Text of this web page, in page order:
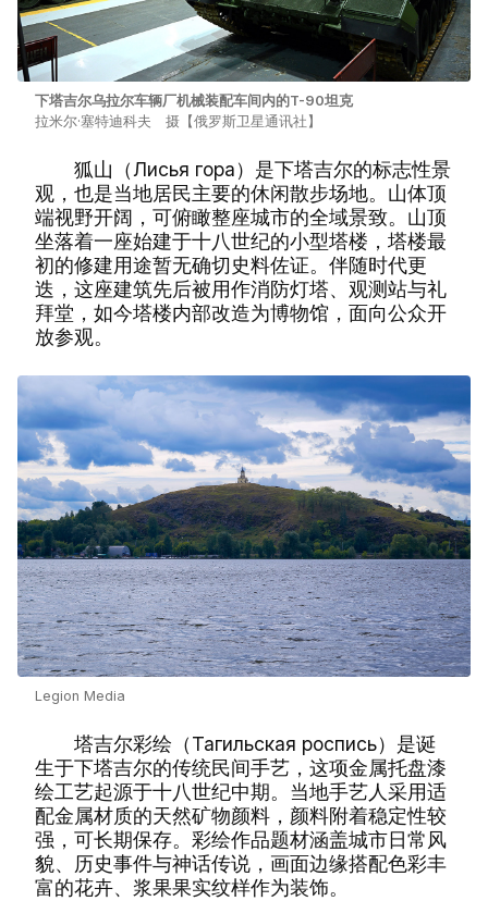
下塔吉尔乌拉尔车辆厂机械装配车间内的T-90坦克
拉米尔·塞特迪科夫 摄【俄罗斯卫星通讯社】
狐山（Лисья гора）是下塔吉尔的标志性景
观，也是当地居民主要的休闲散步场地。山体顶
端视野开阔，可俯瞰整座城市的全域景致。山顶
坐落着一座始建于十八世纪的小型塔楼，塔楼最
初的修建用途暂无确切史料佐证。伴随时代更
迭，这座建筑先后被用作消防灯塔、观测站与礼
拜堂，如今塔楼内部改造为博物馆，面向公众开
放参观。
Legion Media
塔吉尔彩绘（Тагильская роспись）是诞
生于下塔吉尔的传统民间手艺，这项金属托盘漆
绘工艺起源于十八世纪中期。当地手艺人采用适
配金属材质的天然矿物颜料，颜料附着稳定性较
强，可长期保存。彩绘作品题材涵盖城市日常风
貌、历史事件与神话传说，画面边缘搭配色彩丰
富的花卉、浆果果实纹样作为装饰。